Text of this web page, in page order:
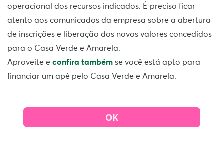
operacional dos recursos indicados. É preciso ficar
atento aos comunicados da empresa sobre a abertura
de inscrições e liberação dos novos valores concedidos
para o Casa Verde e Amarela.
Aproveite e confira também se você está apto para
financiar um apê pelo Casa Verde e Amarela.